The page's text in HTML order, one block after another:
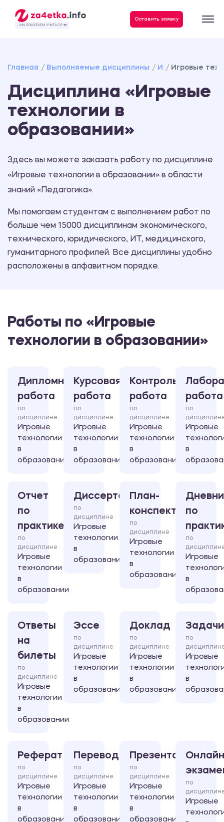
- МЫ ПОМОГАЕМ УЧИТЬСЯ ❤️
Оставить заявку
Главная Выполняемые дисциплины И Игровые
Дисциплина «Игровые
технологии в
образовании»
Здесь вы можете заказать работу по дисциплине
«Игровые технологии в образовании» в области
знаний «Педагогика».
Мы помогаем студентам с выполнением работ по
больше чем 15000 дисциплинам экономического,
технического, юридического, ИТ, медицинского,
гуманитарного профилей. Все дисциплины удобно
расположены в алфавитном порядке.
Работы по «Игровые
технологии в образовании»
Дипломная
работа
по
дисциплине
Игровые
технологии
в
образовании
Курсовая
работа
по
дисциплине
Игровые
технологии
в
образовании
Контрольная
работа
по
дисциплине
Игровые
технологии
в
образовании
работа
по
Игровые
в
Отчет
по
практике
по
дисциплине
Игровые
технологии
в
образовании
Диссертация
по
дисциплине
Игровые
технологии
в
образовании
План-
конспект
по
дисциплине
Игровые
технологии
в
образовании
по
по
Игровые
в
Ответы
на
билеты
по
дисциплине
Игровые
технологии
в
образовании
Эссе
по
дисциплине
Игровые
технологии
в
образовании
Доклад
по
дисциплине
Игровые
технологии
в
образовании
Задачи
по
Игровые
в
Реферат
по
дисциплине
Игровые
технологии
в
образовании
Перевод
по
дисциплине
Игровые
технологии
в
образовании
Презентация
по
дисциплине
Игровые
технологии
в
образовании
по
Игровые